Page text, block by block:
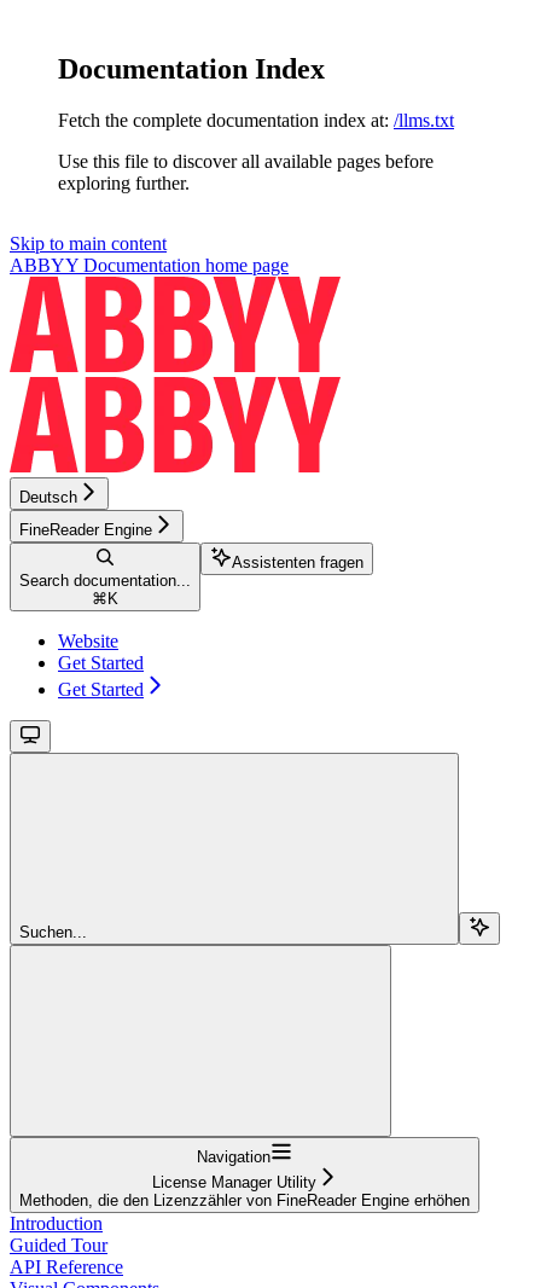
Documentation Index
Fetch the complete documentation index at: /llms.txt
Use this file to discover all available pages before
exploring further.
Skip to main content
ABBYY Documentation home page
Deutsch
FineReader Engine
Search documentation...
⌘ K
Assistenten fragen
Website
Get Started
Get Started
Suchen...
Navigation
License Manager Utility
Methoden, die den Lizenzzähler von FineReader Engine erhöhen
Introduction
Guided Tour
API Reference